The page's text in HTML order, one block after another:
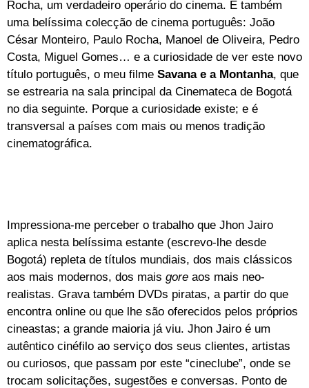
Rocha, um verdadeiro operário do cinema. E também
uma belíssima colecção de cinema português: João
César Monteiro, Paulo Rocha, Manoel de Oliveira, Pedro
Costa, Miguel Gomes… e a curiosidade de ver este novo
título português, o meu filme Savana e a Montanha, que
se estrearia na sala principal da Cinemateca de Bogotá
no dia seguinte. Porque a curiosidade existe; e é
transversal a países com mais ou menos tradição
cinematográfica.
Impressiona-me perceber o trabalho que Jhon Jairo
aplica nesta belíssima estante (escrevo-lhe desde
Bogotá) repleta de títulos mundiais, dos mais clássicos
aos mais modernos, dos mais gore aos mais neo-
realistas. Grava também DVDs piratas, a partir do que
encontra online ou que lhe são oferecidos pelos próprios
cineastas; a grande maioria já viu. Jhon Jairo é um
autêntico cinéfilo ao serviço dos seus clientes, artistas
ou curiosos, que passam por este “cineclube”, onde se
trocam solicitações, sugestões e conversas. Ponto de